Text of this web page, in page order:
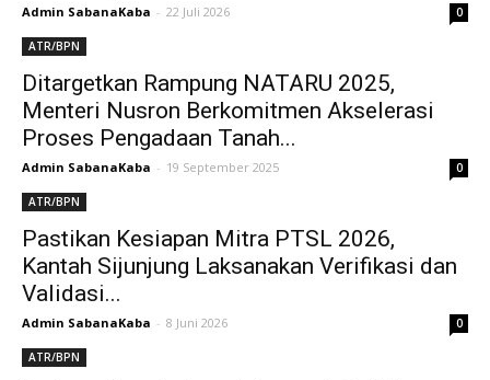
Admin SabanaKaba - 22 Juli 2026 0
ATR/BPN
Ditargetkan Rampung NATARU 2025,
Menteri Nusron Berkomitmen Akselerasi
Proses Pengadaan Tanah...
Admin SabanaKaba - 19 September 2025 0
ATR/BPN
Pastikan Kesiapan Mitra PTSL 2026,
Kantah Sijunjung Laksanakan Verifikasi dan
Validasi...
Admin SabanaKaba - 8 Juni 2026 0
ATR/BPN